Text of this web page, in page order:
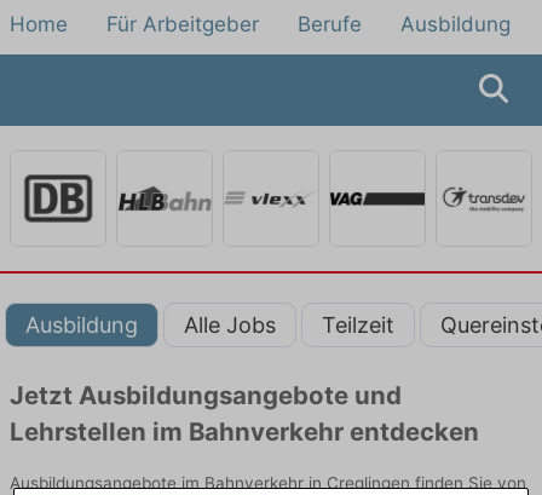
Home Für Arbeitgeber Berufe Ausbildung
Ausbildung Alle Jobs Teilzeit
Jetzt Ausbildungsangebote und
Lehrstellen im Bahnverkehr entdecken
Ausbildungsangebote im Bahnverkehr in Creglingen finden Sie von